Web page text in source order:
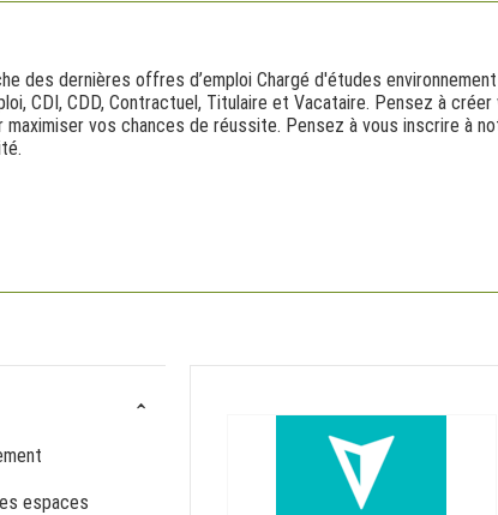
des dernières offres d’emploi Chargé d'études
CDI, CDD, Contractuel, Titulaire et Vacataire. Pensez à
vos chances de réussite. Pensez à vous inscrire à
espaces